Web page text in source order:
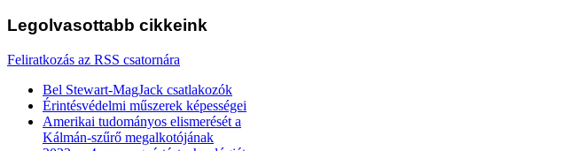
Legolvasottabb cikkeink
Feliratkozás az RSS csatornára
Bel Stewart-MagJack csatlakozók
Érintésvédelmi műszerek képességei
Amerikai tudományos elismerését a
Kálmán-szűrő megalkotójának